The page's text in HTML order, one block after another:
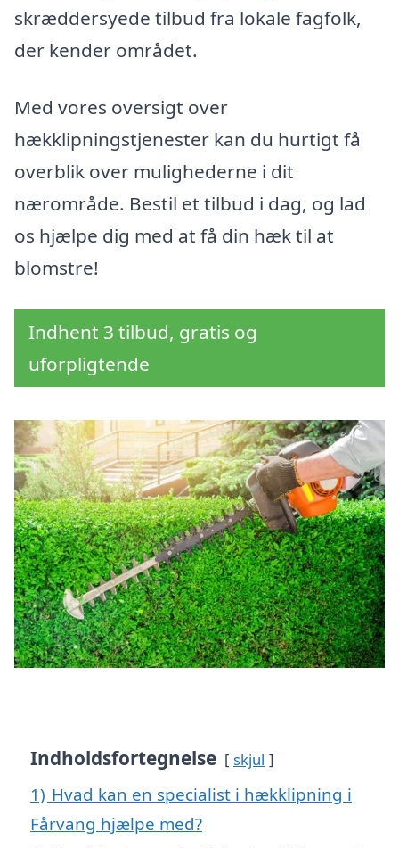
skræddersyede tilbud fra lokale fagfolk,
der kender området.
Med vores oversigt over
hækklipningstjenester kan du hurtigt få
overblik over mulighederne i dit
nærområde. Bestil et tilbud i dag, og lad
os hjælpe dig med at få din hæk til at
blomstre!
Indhent 3 tilbud, gratis og
uforpligtende
Indholdsfortegnelse skjul
1) Hvad kan en specialist i hækklipning i
Fårvang hjælpe med?